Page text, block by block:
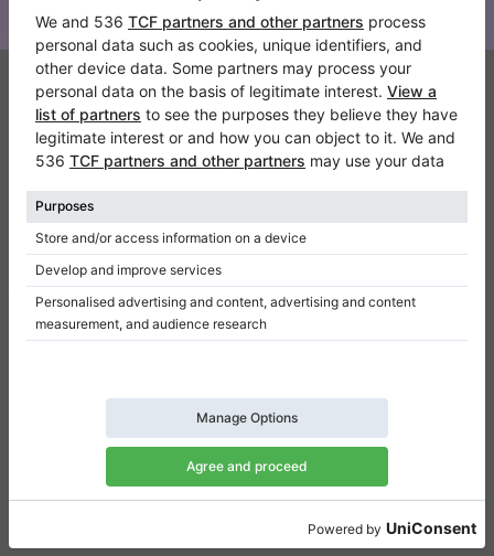
Klaviano
FAQ
Contatto
Chi siamo
Scrivi una recensione
Regolamento
Impostazioni per il consenso
Collegamenti